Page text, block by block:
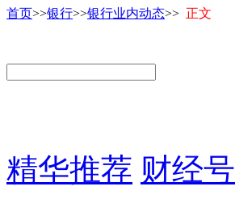
首页>>银行>>银行业内动态>> 正文
精华推荐 财经号